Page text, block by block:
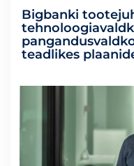
Bigbanki
teadlikes